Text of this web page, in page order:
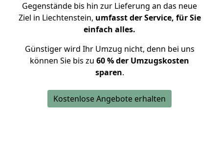
Gegenstände bis hin zur Lieferung an das neue
Ziel in Liechtenstein, umfasst der Service, für Sie
einfach alles.
Günstiger wird Ihr Umzug nicht, denn bei uns
können Sie bis zu 60 % der Umzugskosten
sparen.
Kostenlose Angebote erhalten